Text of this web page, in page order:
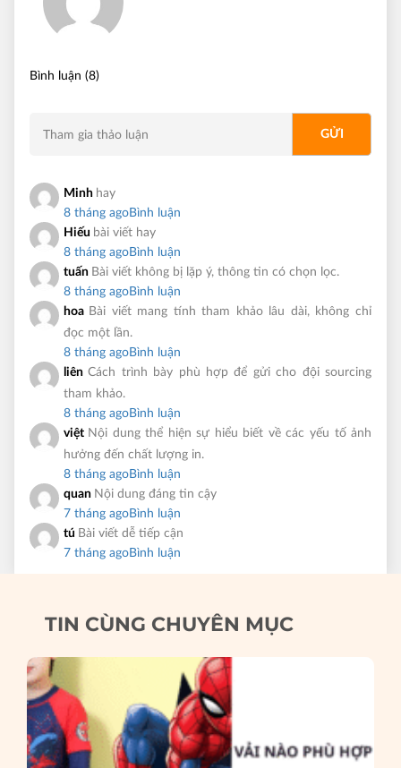
Bình luận (8)
Minh hay
8 tháng agoBình luận
Hiếu bài viết hay
8 tháng agoBình luận
tuấn Bài viết không bị lặp ý, thông tin có chọn lọc.
8 tháng agoBình luận
hoa Bài viết mang tính tham khảo lâu dài, không chỉ
đọc một lần.
8 tháng agoBình luận
liênCách trình bày phù hợp để gửi cho đội sourcing
tham khảo.
8 tháng agoBình luận
việt Nội dung thể hiện sự hiểu biết về các yếu tố ảnh
hưởng đến chất lượng in.
8 tháng agoBình luận
quan Nội dung đáng tin cậy
7 tháng agoBình luận
tú Bài viết dễ tiếp cận
7 tháng agoBình luận
TIN CÙNG CHUYÊN MỤC